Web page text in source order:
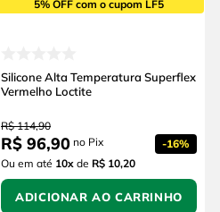
5% OFF com o cupom LF5
Silicone Alta Temperatura Superflex
Vermelho Loctite
R$ 114,90
R$ 96,90 no Pix -16%
Ou em até 10x de R$ 10,20
ADICIONAR AO CARRINHO